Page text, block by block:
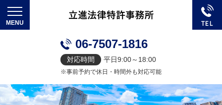
06-7507-1816
対応時間 平日9:00～18:00
※事前予約で休日・時間外も対応可能